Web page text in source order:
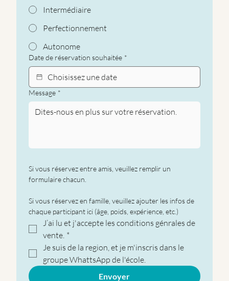
Intermédiaire
Perfectionnement
Autonome
Date de réservation souhaitée *
Message *
Si vous réservez entre amis, veuillez remplir un
formulaire chacun.
Si vous réservez en famille, veuillez ajouter les infos de
chaque participant ici (âge, poids, expérience, etc.)
J’ai lu et j'accepte les conditions génrales de
vente. *
Je suis de la region, et je m'inscris dans le
groupe WhattsApp de l'école.
Envoyer